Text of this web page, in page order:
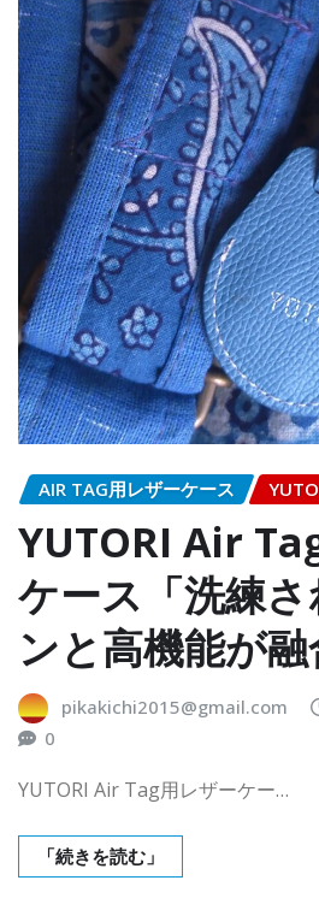
AIR TAG用レザーケース
YUTORI Air
ケース「洗練
ンと高機能が融
pikakichi2015@gmail.com
0
YUTORI Air Tag用レザーケー…
「続きを読む」